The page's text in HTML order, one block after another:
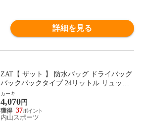
詳細を見る
ZAT【 ザット 】 防水バッグ ドライバッグ
バックパックタイプ 24リットル リュック
2026年継続モデル【 防水バック リュック
サック バックパック 無縫製バッグ アウト
ドア モリト MORITO 】【翌日配達対象】
[自社]
カーキ
4,070円
37
内山スポーツ